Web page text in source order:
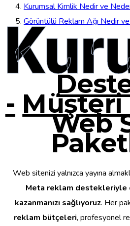
Kurumsal Kimlik Nedir ve
Görüntülü Reklam Ağı Nedir
- Müşteri
Web
Web sitenizi yalnızca yayına
Meta reklam destekleriyle
kazanmanızı sağlıyoruz. Her
reklam bütçeleri, profesyonel